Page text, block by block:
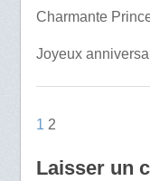
Charmante
Joyeux
1 2
Laisser un